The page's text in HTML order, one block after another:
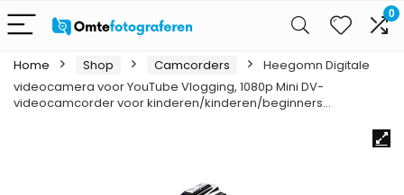
0
Home Shop Camcorders
Heegomn Digitale
videocamera voor YouTube Vlogging, 1080p Mini DV-
videocamcorder voor kinderen/kinderen/beginners…